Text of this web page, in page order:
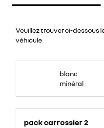
Veuillez trouver ci-dessous
véhicule
blanc
minéral
pack carrossier 2